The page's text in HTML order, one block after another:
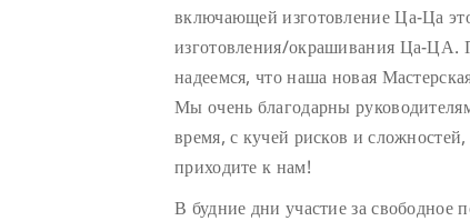
включающей изготовление Ца-Ца
изготовления/окрашивания Ца-
надеемся, что наша новая
Мы очень благодарны
время, с кучей рисков и
приходите к нам!
В будние дни участие за свободное